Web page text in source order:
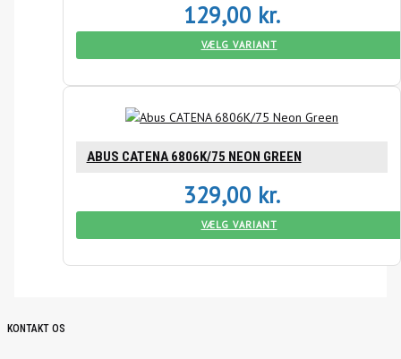
129,00 kr.
VÆLG VARIANT
ABUS CATENA 6806K/75 NEON GREEN
329,00 kr.
VÆLG VARIANT
KONTAKT OS